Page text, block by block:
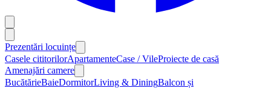
Prezentări locuințe
Casele cititorilorApartamenteCase / VileProiecte de casă
Amenajări camere
BucătărieBaieDormitorLiving & DiningBalcon și